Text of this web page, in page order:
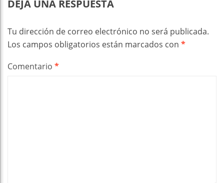
DEJA UNA RESPUESTA
Tu dirección de correo electrónico no será publicada.
Los campos obligatorios están marcados con *
Comentario *